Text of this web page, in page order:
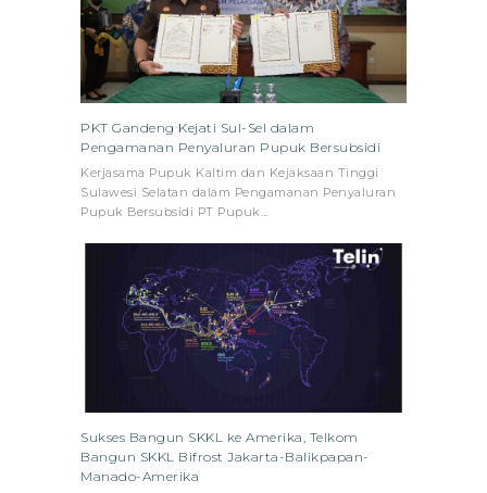
PKT Gandeng Kejati Sul-Sel dalam
Pengamanan Penyaluran Pupuk Bersubsidi
Kerjasama Pupuk Kaltim dan Kejaksaan Tinggi
Sulawesi Selatan dalam Pengamanan Penyaluran
Pupuk Bersubsidi PT Pupuk…
Sukses Bangun SKKL ke Amerika, Telkom
Bangun SKKL Bifrost Jakarta-Balikpapan-
Manado-Amerika